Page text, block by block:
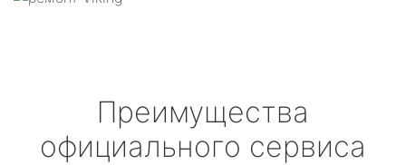
Преимущества
официального сервиса